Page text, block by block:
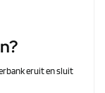
eruit en sluit